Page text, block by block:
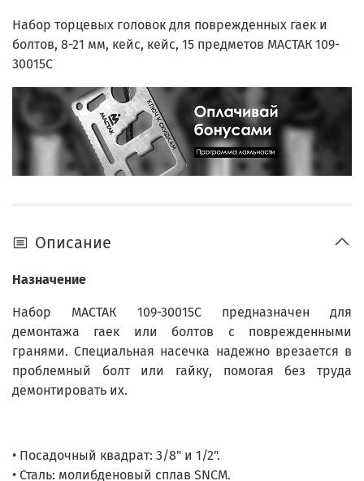
Набор торцевых головок для поврежденных гаек и
болтов, 8-21 мм, кейс, кейс, 15 предметов МАСТАК 109-
30015C
Описание
Назначение
Набор МАСТАК 109-30015C предназначен для
демонтажа гаек или болтов с поврежденными
гранями. Специальная насечка надежно врезается в
проблемный болт или гайку, помогая без труда
демонтировать их.
• Посадочный квадрат: 3/8" и 1/2".
• Сталь: молибденовый сплав SNCM.